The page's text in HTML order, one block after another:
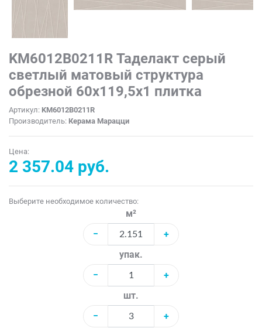
KM6012B0211R Таделакт серый
светлый матовый структура
обрезной 60x119,5x1 плитка
Артикул: KM6012B0211R
Производитель: Керама Марацци
Цена:
2 357.04 руб.
Выберите необходимое количество:
м²
−
+
упак.
−
+
шт.
−
+